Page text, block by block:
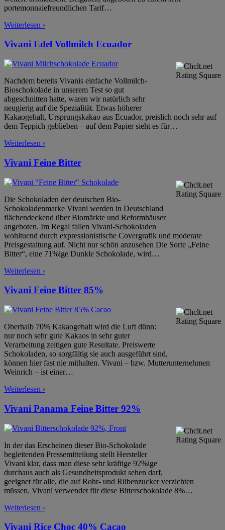
portemonnaiefreundlichen Tarif…
Weiterlesen ›
Vivani Edel Vollmilch Ecuador
Nachdem bereits Vivanis einfache Vollmilch-
Bioschokolade in unserem Test so gut
abgeschnitten hatte, waren wir natürlich sehr
neugierig auf die Spezialität. Etwas höherer
Kakaogehalt, Ursprungskakao aus Ecuador, preislich noch sehr auf
dem Teppich geblieben – auf dem Papier sieht es für…
Weiterlesen ›
Vivani Feine Bitter
Die Schokoladen der deutschen Bio-
Schokoladenmarke Vivani werden in Deutschland
flächendeckend über Biomärkte und Reformhäuser
angeboten. Im Regal fallen Vivani-Schokoladen
wohltuend durch expressionistische Covergrafik und moderate
Preisgestaltung auf. Nicht nur schön anzusehen Die Sorte „Feine
Bitter“, eine 71%ige Dunkle Schokolade, wird…
Weiterlesen ›
Vivani Feine Bitter 85%
Oberhalb 70% Kakaogehalt wird die Luft dünn:
nur noch sehr gute Kakaos in sehr guter
Verarbeitung zeitigen gute Resultate. Preiswerte
Schokoladen, so sorgfältig sie auch ausgeführt sind,
können hier fast nie mithalten. Vivani – bzw. Mutterunternehmen
Weinrich – ist einer…
Weiterlesen ›
Vivani Panama Feine Bitter 92%
In der das Erscheinen dieser Bio-Schokolade
begleitenden Pressemitteilung stellt Hersteller
Vivani klar, dass man diese sehr kräftige 92%ige
durchaus auch als Gesundheitsprodukt sehen darf,
geeignet für alle, die auf Rohr- und Rübenzucker verzichten
müssen. Vivani verwendet für diese Bitterschokolade 8%…
Weiterlesen ›
Vivani Rice Choc 40% Cacao